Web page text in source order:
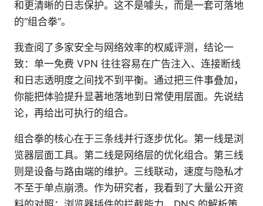
和更清晰的日志保护。这不是噱头，而是一套可落地
的“组合拳”。
我查阅了多家安全与网络效率的权威评测，结论一
致：单一免费 VPN 往往容易在广告注入、连接断线
和日志透明度之间找不到平衡。通过把三件事叠加，
你能把体验提升显著地落地到日常使用层面。先说结
论，再给出可执行的组合。
组合拳的核心在于三条线并行逐步优化。第一线是浏
览器层面工具。第二线是网络层的优化组合。第三线
则是设备与路由端的维护。三线联动，速度与隐私才
不至于单点崩溃。作为研究者，我看到了大量公开资